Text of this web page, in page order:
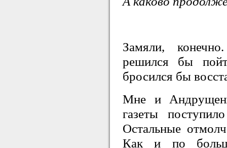
Замяли,
решился бы
бросился бы
Мне и
газеты
Остальные
Как и по